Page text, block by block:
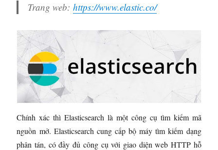
Trang web: https://www.elastic.co/
Chính xác thì Elasticsearch là một công cụ tìm kiếm mã
nguồn mở. Elasticsearch cung cấp bộ máy tìm kiếm dạng
phân tán, có đầy đủ công cụ với giao diện web HTTP hỗ